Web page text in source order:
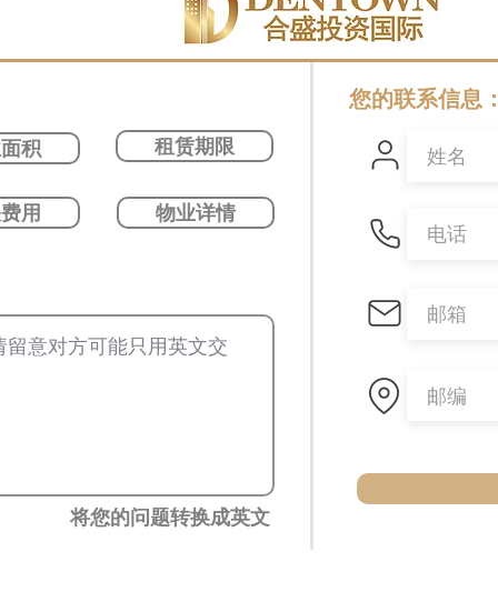
您的联系信息
积 租赁期限
用 物业详情
将您的问题转换成英文